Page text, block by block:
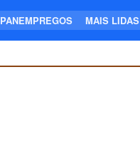
PANEMPREGOS MAIS LIDAS